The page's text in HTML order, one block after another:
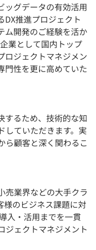
ッグデータの有効活用
DX推進プロジェクト
ム開発のご経験を活か
業として国内トップ
ロジェクトマネジメン
門性を更に高めていた
するため、技術的な知
していただきます。実
ら顧客と深く関わるこ
売業界などの大手クラ
様のビジネス課題に対
入・活用までを一貫
ジェクトマネジメント